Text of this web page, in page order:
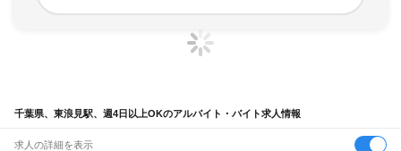
千葉県、東浪見駅、週4日以上OKのアルバイト・バイト求人情報
求人の詳細を表示